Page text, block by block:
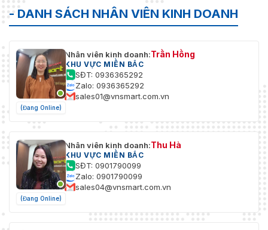
- DANH SÁCH NHÂN VIÊN KINH DOANH
(Đang Online)
Nhân viên kinh doanh:Trần Hồng
KHU VỰC MIỀN BẮC
SĐT: 0936365292
Zalo: 0936365292
sales01@vnsmart.com.vn
(Đang Online)
Nhân viên kinh doanh:Thu Hà
KHU VỰC MIỀN BẮC
SĐT: 0901790099
Zalo: 0901790099
sales04@vnsmart.com.vn